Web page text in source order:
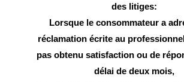
des litiges:
Lorsque le consommateur a
réclamation écrite au
pas obtenu satisfaction ou de
délai de deux mois,